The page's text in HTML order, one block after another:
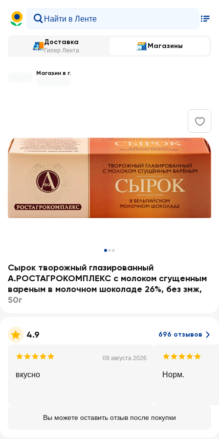
Доставка
Гипер Лента
Магазины
Магазин в г.
Сырок творожный глазированный
А.РОСТАГРОКОМПЛЕКС с молоком сгущенным
вареным в молочном шоколаде 26%, без змж,
50г
4.9 696 отзывов
09 августа 2026
вкусно Норм.
Вы можете оставить отзыв после покупки